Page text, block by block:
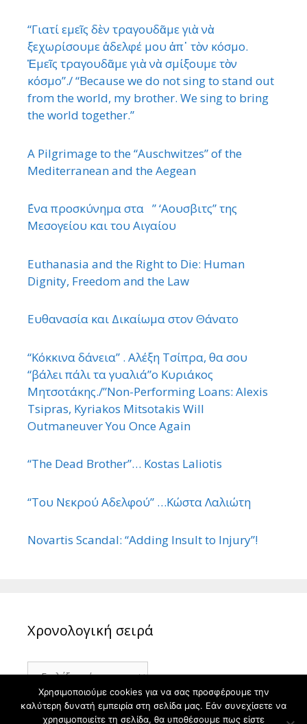
“Γιατί εμεῖς δὲν τραγουδᾶμε γιὰ νὰ
ξεχωρίσουμε ἀδελφέ μου ἀπ᾿ τὸν κόσμο.
Ἐμεῖς τραγουδᾶμε γιὰ νὰ σμίξουμε τὸν
κόσμο”./ “Because we do not sing to stand out
from the world, my brother. We sing to bring
the world together.”
A Pilgrimage to the “Auschwitzes” of the
Mediterranean and the Aegean
΄Ενα προσκύνημα στα ” ‘Αουσβιτς” της
Μεσογείου και του Αιγαίου
Euthanasia and the Right to Die: Human
Dignity, Freedom and the Law
Ευθανασία και Δικαίωμα στον Θάνατο
“Κόκκινα δάνεια” . Αλέξη Τσίπρα, θα σου
“βάλει πάλι τα γυαλιά”ο Κυριάκος
Μητσοτάκης./”Non-Performing Loans: Alexis
Tsipras, Kyriakos Mitsotakis Will
Outmaneuver You Once Again
“The Dead Brother”… Kostas Laliotis
“Του Νεκρού Αδελφού” …Κώστα Λαλιώτη
Novartis Scandal: “Adding Insult to Injury”!
Χρονολογική σειρά
Χρονολογική
σειρά
Χρησιμοποιούμε cookies για να σας προσφέρουμε την
καλύτερη δυνατή εμπειρία στη σελίδα μας. Εάν συνεχίσετε να
χρησιμοποιείτε τη σελίδα, θα υποθέσουμε πως είστε